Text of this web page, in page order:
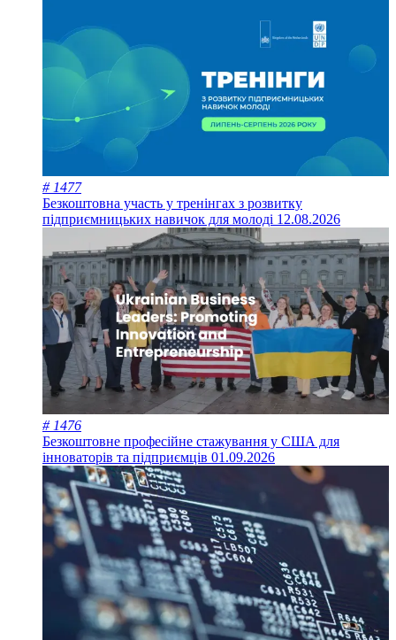
# 1477
Безкоштовна участь у тренінгах з розвитку
підприємницьких навичок для молоді 12.08.2026
# 1476
Безкоштовне професійне стажування у США для
інноваторів та підприємців 01.09.2026